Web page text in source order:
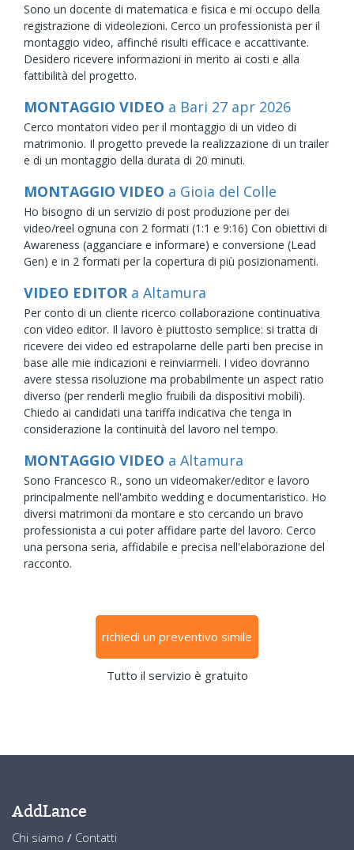
Sono un docente di matematica e fisica e mi occupo della
registrazione di videolezioni. Cerco un professionista per il
montaggio video, affinché risulti efficace e accattivante.
Desidero ricevere informazioni in merito ai costi e alla
fattibilità del progetto.
MONTAGGIO VIDEO a Bari 27 apr 2026
Cerco montatori video per il montaggio di un video di
matrimonio. Il progetto prevede la realizzazione di un trailer
e di un montaggio della durata di 20 minuti.
MONTAGGIO VIDEO a Gioia del Colle
Ho bisogno di un servizio di post produzione per dei
video/reel ognuna con 2 formati (1:1 e 9:16) Con obiettivi di
Awareness (agganciare e informare) e conversione (Lead
Gen) e in 2 formati per la copertura di più posizionamenti.
VIDEO EDITOR a Altamura
Per conto di un cliente ricerco collaborazione continuativa
con video editor. Il lavoro è piuttosto semplice: si tratta di
ricevere dei video ed estrapolarne delle parti ben precise in
base alle mie indicazioni e reinviarmeli. I video dovranno
avere stessa risoluzione ma probabilmente un aspect ratio
diverso (per renderli meglio fruibili da dispositivi mobili).
Chiedo ai candidati una tariffa indicativa che tenga in
considerazione la continuità del lavoro nel tempo.
MONTAGGIO VIDEO a Altamura
Sono Francesco R., sono un videomaker/editor e lavoro
principalmente nell'ambito wedding e documentaristico. Ho
diversi matrimoni da montare e sto cercando un bravo
professionista a cui poter affidare parte del lavoro. Cerco
una persona seria, affidabile e precisa nell'elaborazione del
racconto.
richiedi un preventivo simile
Tutto il servizio è gratuito
AddLance
Chi siamo / Contatti